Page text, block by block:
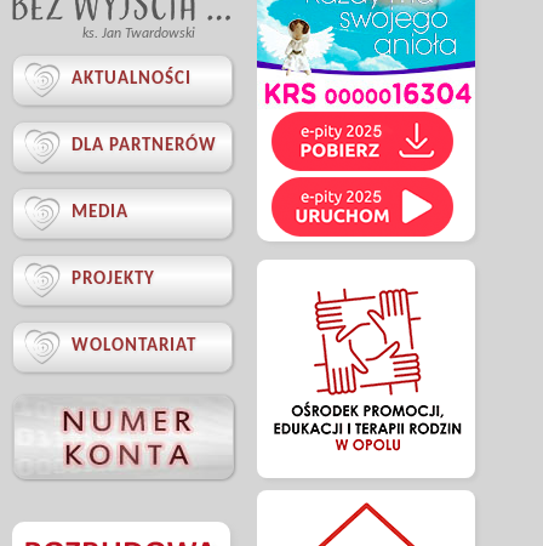
ks. Jan Twardowski
 AKTUALNOŚCI
 DLA PARTNERÓW
 MEDIA
 PROJEKTY
 WOLONTARIAT